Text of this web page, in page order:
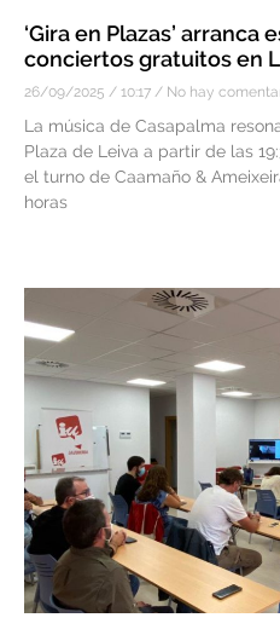
‘Gira en Plazas’
conciertos gratuitos en
26/09/2025 10:17 No hay
La música de Casapalma
Plaza de Leiva a partir de las
el turno de Caamaño &
horas